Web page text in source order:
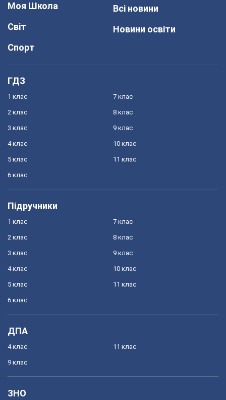
Моя Школа
Світ
Спорт
Всі новини
Новини освіти
ГДЗ
1 клас
2 клас
3 клас
4 клас
5 клас
6 клас
7 клас
8 клас
9 клас
10 клас
11 клас
Підручники
1 клас
2 клас
3 клас
4 клас
5 клас
6 клас
7 клас
8 клас
9 клас
10 клас
11 клас
ДПА
4 клас
9 клас
11 клас
ЗНО